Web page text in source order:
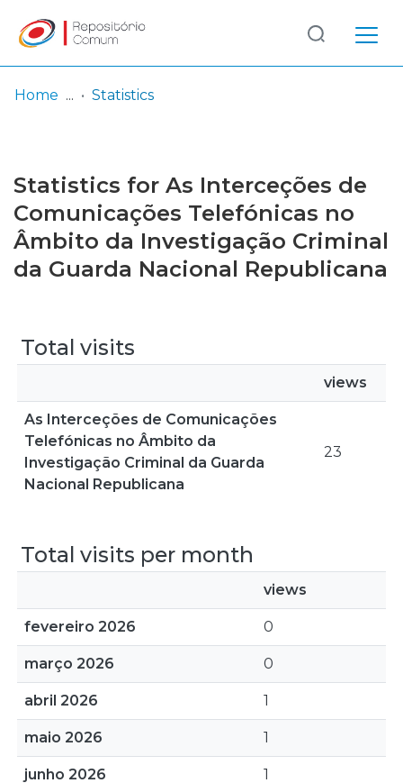
Browse repository
Entities
Log
In
(current)
Home Statistics
Statistics for As Interceções de
Comunicações Telefónicas no
Âmbito da Investigação Criminal
da Guarda Nacional Republicana
Total visits
views
As Interceções de Comunicações
Telefónicas no Âmbito da
Investigação Criminal da Guarda
Nacional Republicana
23
Total visits per month
views
fevereiro 2026 0
março 2026 0
abril 2026 1
maio 2026 1
junho 2026 1